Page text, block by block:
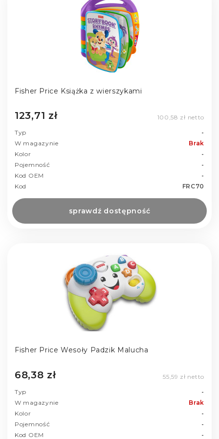
Fisher Price Książka z wierszykami
123,71 zł 100,58 zł netto
Typ
-
W magazynie
Brak
Kolor
-
Pojemność
-
Kod OEM
-
Kod
FRC70
sprawdź dostępność
Fisher Price Wesoły Padzik Malucha
68,38 zł 55,59 zł netto
Typ
-
W magazynie
Brak
Kolor
-
Pojemność
-
Kod OEM
-